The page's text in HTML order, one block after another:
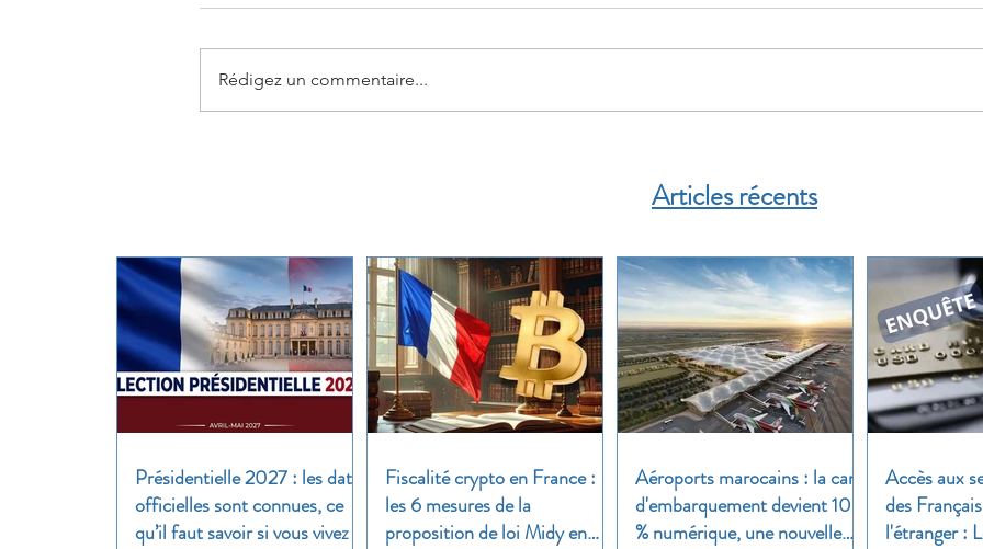
Rédigez un commentaire...
Articles récents
Présidentielle 2027 : les dates
officielles sont connues, ce
qu’il faut savoir si vous vivez à
Fiscalité crypto en France :
les 6 mesures de la
proposition de loi Midy en
Aéroports marocains : la carte
d'embarquement devient 100
% numérique, une nouvelle
Accès aux
des
l'étranger :